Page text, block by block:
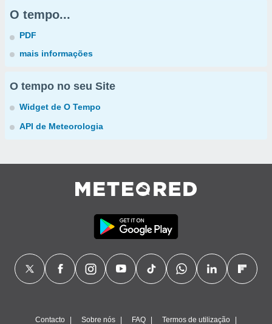
O tempo...
PDF
mais informações
O tempo no seu Site
Widget de O Tempo
API de Meteorologia
Contacto Sobre nós FAQ Termos de utilização